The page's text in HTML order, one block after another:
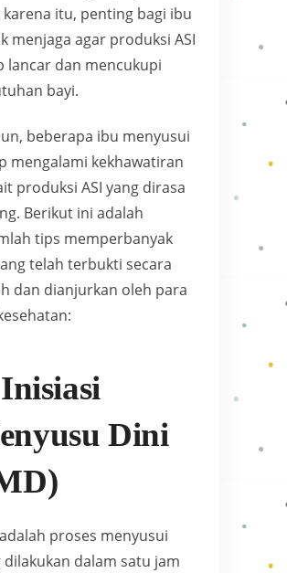
karena itu, penting bagi ibu
menjaga agar produksi ASI
lancar dan mencukupi
bayi.
beberapa ibu menyusui
mengalami kekhawatiran
produksi ASI yang dirasa
Berikut ini adalah
tips memperbanyak
telah terbukti secara
dan dianjurkan oleh para
Dini
proses menyusui
dilakukan dalam satu jam